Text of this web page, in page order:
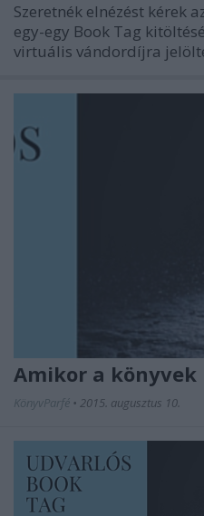
Szeretnék elnézést kérek
egy-egy Book Tag
virtuális vándordíjra
Amikor a
KönyvParfé • 2015. augusztus 10.